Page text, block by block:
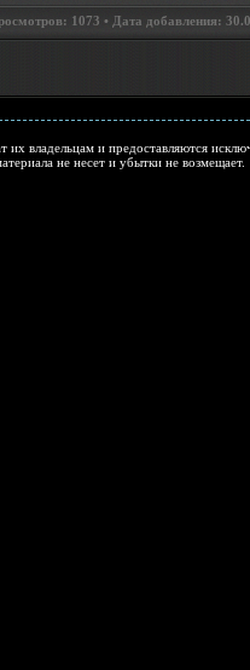
1073 • Дата добавления:
владельцам и предоставляются
не несет и убытки не возмещает.